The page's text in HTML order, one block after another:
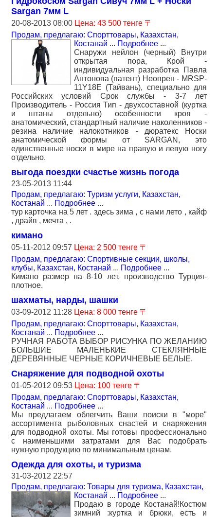
Sargan 7мм L
20-08-2013 08:00 Цена: 43 500 тенге 〒
Продам, предлагаю: Спорттовары, Казахстан,
Костанай ... Подробнее ...
Снаружи нейлон (черный) Внутри
открытая пора, Крой -
индивидуальная разработка Павла
Антонова (патент) Неопрен - МRSP-
11Y18E (Тайвань), специально для
Российских условий Срок службы - 3-7 лет
Производитель - Россия Тип - двухсоставной (куртка
и штаны отдельно) особенности кроя -
анатомический, стандартный наличие наколенников -
резина наличие налокотников - дюратекс Носки
анатомической формы от SARGAN, это
единственные носки в мире на правую и левую ногу
отдельно.
выгода поездки счастье жизнь погода
23-05-2013 11:44
Продам, предлагаю: Туризм услуги, Казахстан,
Костанай ... Подробнее ...
тур карточка на 5 лет . здесь зима , с нами лето , кайф
, драйв , мечта , .
кимано
05-11-2012 09:57 Цена: 2 500 тенге 〒
Продам, предлагаю: Спортивные секции, школы,
клубы, Казахстан, Костанай ... Подробнее ...
Кимано размер на 8-10 лет, производство Турция-
плотное.
шахматы, нарды, шашки
03-09-2012 11:28 Цена: 8 000 тенге 〒
Продам, предлагаю: Спорттовары, Казахстан,
Костанай ... Подробнее ...
РУЧНАЯ РАБОТА ВЫБОР РИСУНКА ПО ЖЕЛАНИЮ
БОЛЬШИЕ МАЛЕНЬКИЕ СТЕКЛЯННЫЕ
ДЕРЕВЯННЫЕ ЧЕРНЫЕ КОРИЧНЕВЫЕ БЕЛЫЕ.
Снаряжение для подводной охоты
01-05-2012 09:53 Цена: 100 тенге 〒
Продам, предлагаю: Спорттовары, Казахстан,
Костанай ... Подробнее ...
Мы предлагаем облегчить Ваши поиски в "море"
ассортимента рыболовных снастей и снаряжения
для подводной охоты. Мы готовы профессионально
с наименьшими затратами для Вас подобрать
нужную продукцию по минимальным ценам.
Одежда для охоты, и туризма
31-03-2012 22:57
Продам, предлагаю: Товары для туризма, Казахстан,
Костанай ... Подробнее ...
Продаю в городе Костанай!Костюм
зимний :куртка и брюки, есть и